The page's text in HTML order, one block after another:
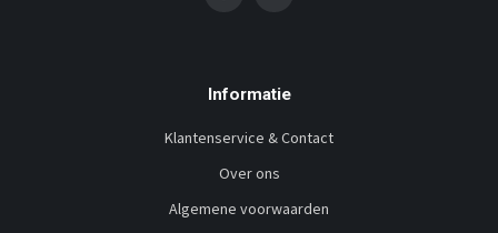
Informatie
Klantenservice & Contact
Over ons
Algemene voorwaarden